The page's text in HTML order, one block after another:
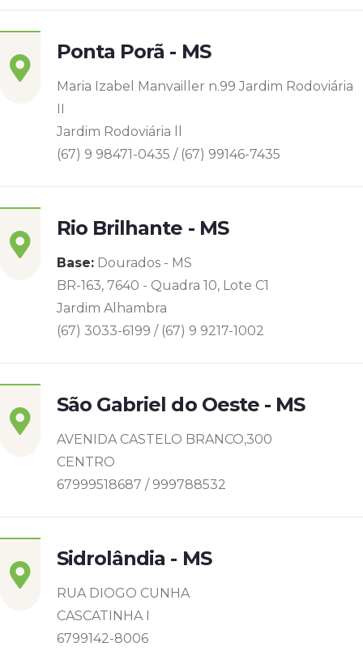
Ponta Porã - MS
Maria Izabel Manvailler n.99 Jardim Rodoviária
II
Jardim Rodoviária ll
(67) 9 98471-0435 / (67) 99146-7435
Rio Brilhante - MS
Base: Dourados - MS
BR-163, 7640 - Quadra 10, Lote C1
Jardim Alhambra
(67) 3033-6199 / (67) 9 9217-1002
São Gabriel do Oeste - MS
AVENIDA CASTELO BRANCO,300
CENTRO
67999518687 / 999788532
Sidrolândia - MS
RUA DIOGO CUNHA
CASCATINHA I
6799142-8006